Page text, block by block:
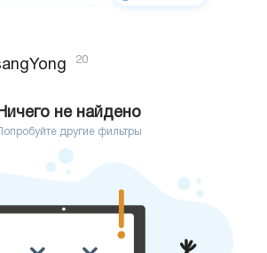
20
Ничего не найдено
Попробуйте другие фильтры